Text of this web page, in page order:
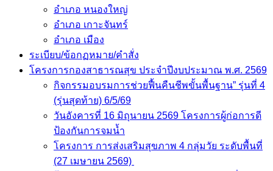
อำเภอ หนองใหญ่
อำเภอ เกาะจันทร์
อำเภอ เมือง
ระเบียบ/ข้อกฏหมาย/คำสั่ง
โครงการกองสาธารณสุข ประจำปีงบประมาณ พ.ศ. 2569
กิจกรรมอบรมการช่วยฟื้นคืนชีพขั้นพื้นฐาน” รุ่นที่ 4
(รุ่นสุดท้าย) 6/5/69
วันอังคารที่ 16 มิถุนายน 2569 โครงการผู้ก่อการดี
ป้องกันการจมน้ำ
โครงการ การส่งเสริมสุขภาพ 4 กลุ่มวัย ระดับพื้นที่
(27 เมษายน 2569)